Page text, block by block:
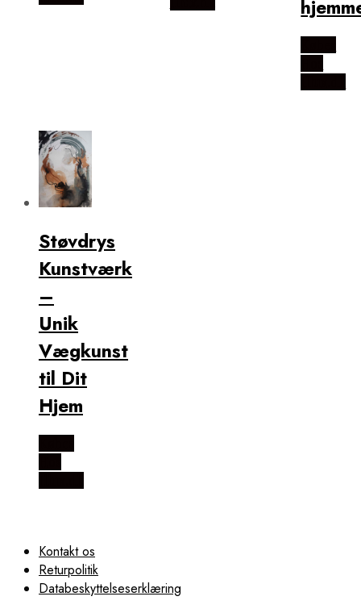
Støvdrys
Kunstværk
–
Unik
Vægkunst
til Dit
Hjem
Kontakt os
Returpolitik
Databeskyttelseserklæring